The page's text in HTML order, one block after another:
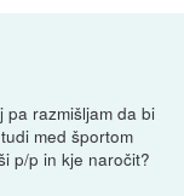
razmišljam da bi
med športom
p/p in kje naročit?